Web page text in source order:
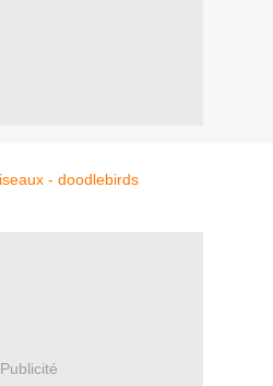
Publicité